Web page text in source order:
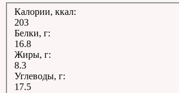
Калории, ккал:
203
Белки, г:
16.8
Жиры, г:
8.3
Углеводы, г:
17.5